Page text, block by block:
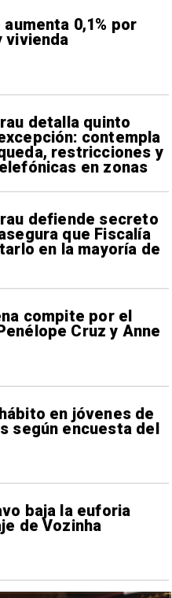
aumenta 0,1% por
vivienda
detalla quinto
contempla
restricciones y
en zonas
defiende secreto
que Fiscalía
en la mayoría de
compite por el
Cruz y Anne
en jóvenes de
según encuesta del
baja la euforia
de Vozinha